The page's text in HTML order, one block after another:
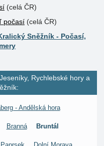
(celá ČR)
počasí (celá ČR)
Sněžník - Počasí,
Rychlebské hory a
- Andělská hora
Branná Bruntál